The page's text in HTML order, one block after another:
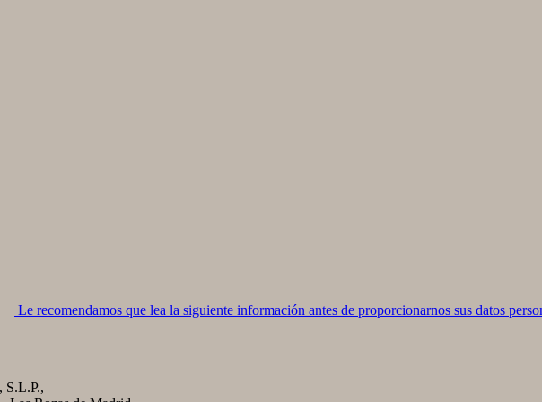
Le recomendamos que lea la siguiente información antes de proporcionarnos sus datos
S.L.P.,